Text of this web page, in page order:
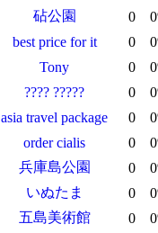
砧公園 0 0
best price for it 0 0
Tony 0 0
???? ????? 0 0
asia travel package 0 0
order cialis 0 0
兵庫島公園 0 0
いぬたま 0 0
五島美術館 0 0